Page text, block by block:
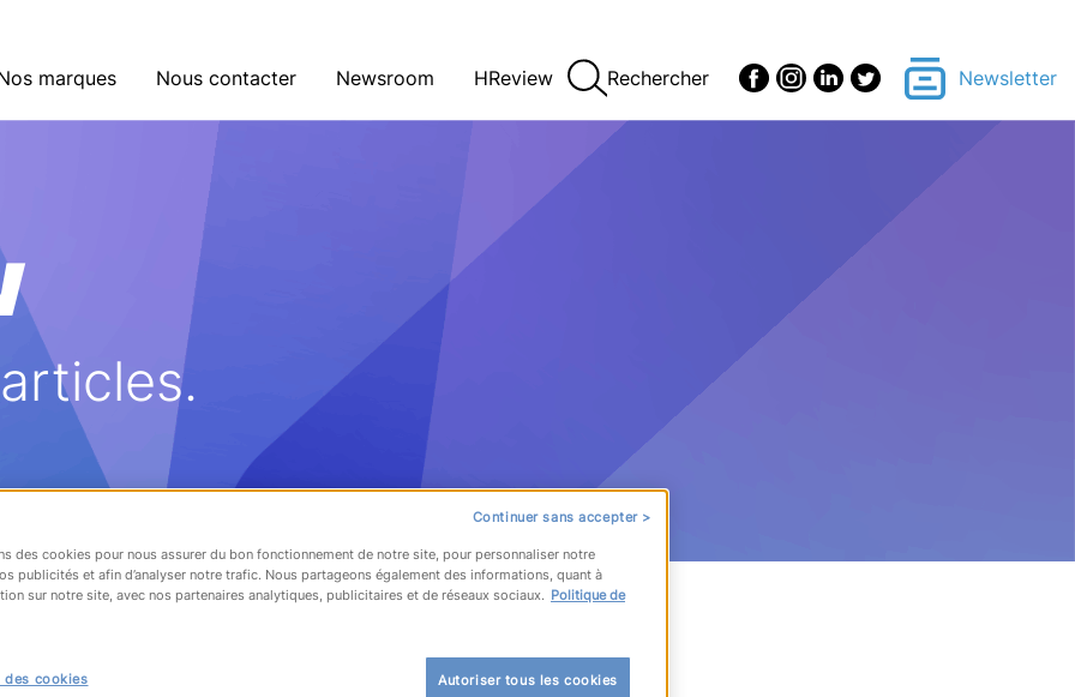
marques Nous contacter Newsroom HReview Rechercher Newsletter
Continuer sans accepter >
des cookies pour nous assurer du bon fonctionnement de notre site, pour personnaliser notre
publicités et afin d’analyser notre trafic. Nous partageons également des informations, quant à
sur notre site, avec nos partenaires analytiques, publicitaires et de réseaux sociaux. Politique de
Autoriser tous les cookies
des cookies